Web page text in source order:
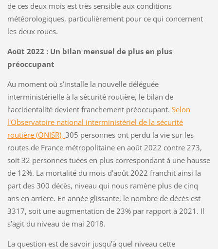
de ces deux mois est très sensible aux conditions
météorologiques, particulièrement pour ce qui concernent
les deux roues.
Août 2022 : Un bilan mensuel de plus en plus
préoccupant
Au moment où s’installe la nouvelle déléguée
interministérielle à la sécurité routière, le bilan de
l’accidentalité devient franchement préoccupant. Selon
l'Observatoire national interministériel de la sécurité
routière (ONISR), 305 personnes ont perdu la vie sur les
routes de France métropolitaine en août 2022 contre 273,
soit 32 personnes tuées en plus correspondant à une hausse
de 12%. La mortalité du mois d’août 2022 franchit ainsi la
part des 300 décès, niveau qui nous ramène plus de cinq
ans en arrière. En année glissante, le nombre de décès est
3317, soit une augmentation de 23% par rapport à 2021. Il
s’agit du niveau de mai 2018.
La question est de savoir jusqu’à quel niveau cette